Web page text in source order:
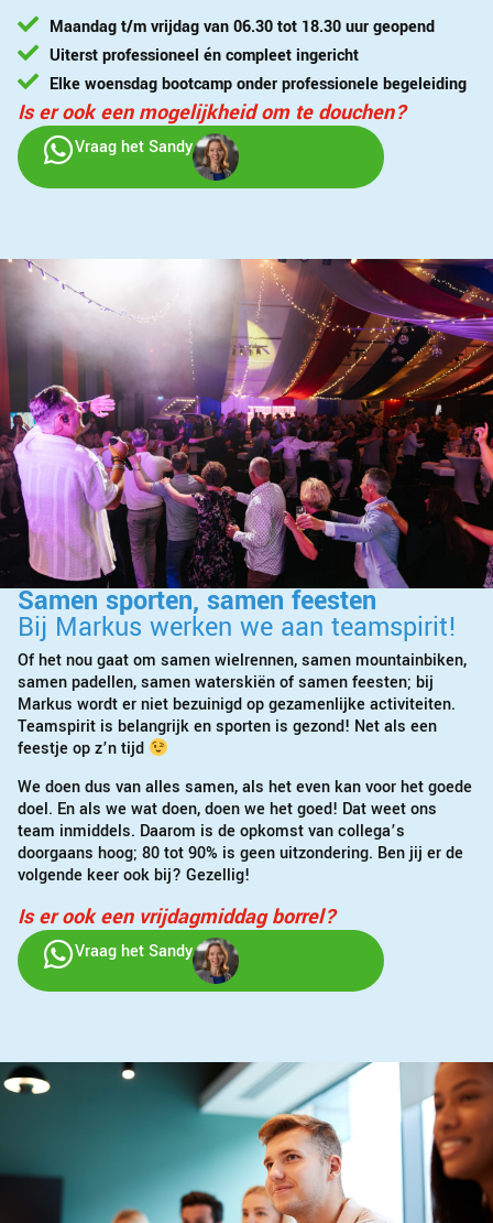
Maandag t/m vrijdag van 06.30 tot 18.30 uur geopend
Uiterst professioneel én compleet ingericht
Elke woensdag bootcamp onder professionele begeleiding
Is er ook een mogelijkheid om te douchen?
Vraag het Sandy
Samen sporten, samen feesten
Bij Markus werken we aan teamspirit!
Of het nou gaat om samen wielrennen, samen mountainbiken,
samen padellen, samen waterskiën of samen feesten; bij
Markus wordt er niet bezuinigd op gezamenlijke activiteiten.
Teamspirit is belangrijk en sporten is gezond! Net als een
feestje op z’n tijd
We doen dus van alles samen, als het even kan voor het goede
doel. En als we wat doen, doen we het goed! Dat weet ons
team inmiddels. Daarom is de opkomst van collega’s
doorgaans hoog; 80 tot 90% is geen uitzondering. Ben jij er de
volgende keer ook bij? Gezellig!
Is er ook een vrijdagmiddag borrel?
Vraag het Sandy